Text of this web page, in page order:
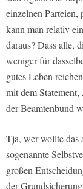
einzelnen
kann man relativ
daraus? Dass alle,
weniger für
gutes Leben
mit dem
der Beamtenbund
Tja, wer wollte das
sogenannte
großen
der